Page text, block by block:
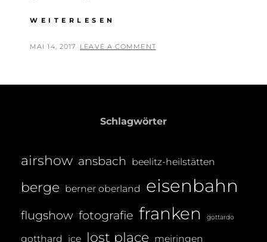
WEITERLESEN
AM
POSTED
MAI 14, 2017 BY
T
R
I
R
LEAVE A COMMENT
Schlagwörter
airshow ansbach beelitz-heilstätten
berge berner oberland eisenbahn
flugshow fotografie franken gottardo
gotthard ice lost place meiringen